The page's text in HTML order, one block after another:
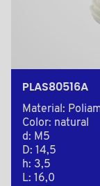
PLAS80516A
Material:
Color: natural
d: M5
D: 14,5
h: 3,5
L: 16,0